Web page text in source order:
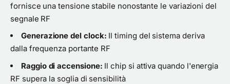
fornisce una tensione stabile nonostante le variazioni del
segnale RF
Generazione del clock: Il timing del sistema deriva
dalla frequenza portante RF
Raggio di accensione: Il chip si attiva quando l'energia
RF supera la soglia di sensibilità